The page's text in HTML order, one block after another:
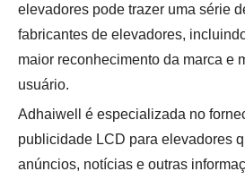
elevadores pode trazer uma série
fabricantes de elevadores,
maior reconhecimento da marca e
usuário.
Adhaiwell é especializada no
publicidade LCD para elevadores
anúncios, notícias e outras